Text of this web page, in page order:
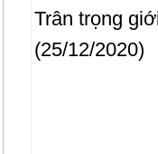
Trân trọng
(25/12/2020)